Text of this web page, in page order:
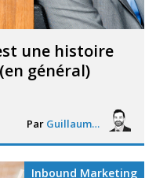
une histoire
général)
Par Guillaume Vigneron
Inbound Marketing